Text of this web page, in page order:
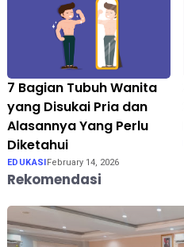
7 Bagian Tubuh Wanita
yang Disukai Pria dan
Alasannya Yang Perlu
Diketahui
EDUKASI February 14, 2026
Rekomendasi